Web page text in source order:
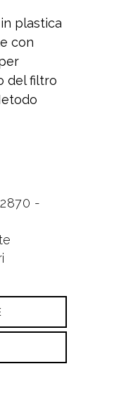
plastica
con
del filtro
-